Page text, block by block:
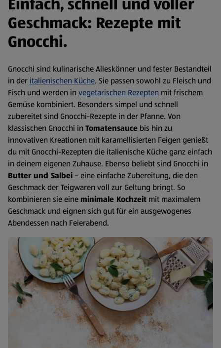
Geschmack: Rezepte mit
Gnocchi.
Gnocchi sind kulinarische Alleskönner und fester Bestandteil
in der italienischen Küche. Sie passen sowohl zu Fleisch und
Fisch und werden in vegetarischen Rezepten mit frischem
Gemüse kombiniert. Besonders simpel und schnell
zubereitet sind Gnocchi-Rezepte in der Pfanne. Von
klassischen Gnocchi in Tomatensauce bis hin zu
innovativen Kreationen mit karamellisierten Feigen genießt
du mit Gnocchi-Rezepten die italienische Küche ganz einfach
in deinem eigenen Zuhause. Ebenso beliebt sind Gnocchi in
Butter und Salbei – eine einfache Zubereitung, die den
Geschmack der Teigwaren voll zur Geltung bringt. So
kombinieren sie eine minimale Kochzeit mit maximalem
Geschmack und eignen sich gut für ein ausgewogenes
Abendessen nach Feierabend.